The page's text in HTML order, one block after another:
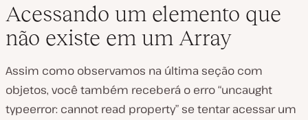
Acessando um elemento que
não existe em um Array
Assim como observamos na última seção com
objetos, você também receberá o erro “uncaught
typeerror: cannot read property” se tentar acessar um